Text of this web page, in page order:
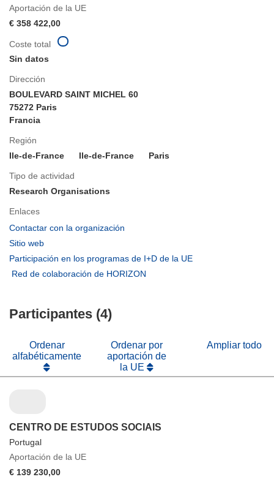
Aportación de la UE
€ 358 422,00
Dirección
BOULEVARD SAINT MICHEL 60
75272 Paris
Francia
Región
Ile-de-France
Ile-de-France Paris
Tipo de actividad
Research Organisations
Enlaces
Contactar con la organización
nueva
Sitio web
abrirá
ventana)
Participación en los programas de I+D de la UE
Red de colaboración de HORIZON
Coste total
Sin datos
Participantes (4)
Ordenar
alfabéticamente
Ordenar por
aportación de
la UE
Ampliar todo
CENTRO DE ESTUDOS SOCIAIS
Portugal
Aportación de la UE
€ 139 230,00